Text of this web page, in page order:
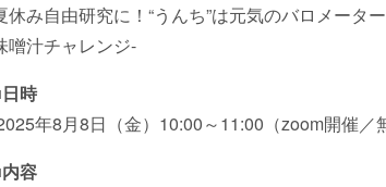
休み自由研究に！“うんち”は元気のバロメー
噌汁チャレンジ-
時
年8月8日（金）10:00～11:00（zoom開催／
容